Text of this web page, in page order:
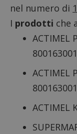
nel numero di
I prodotti che
ACTIMEL
ACTIMEL
ACTIMEL